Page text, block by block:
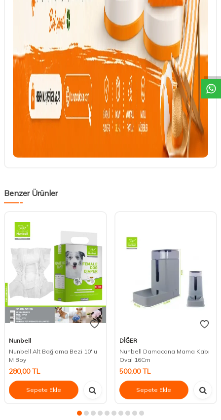
DESTEK
Benzer Ürünler
Nunbell
Nunbell Alt Bağlama Bezi 10'lu
M Boy
280,00TL
Sepete Ekle
DİĞER
Nunbell Damacana Mama Kabı
Oval 16Cm
500,00TL
Sepete Ekle